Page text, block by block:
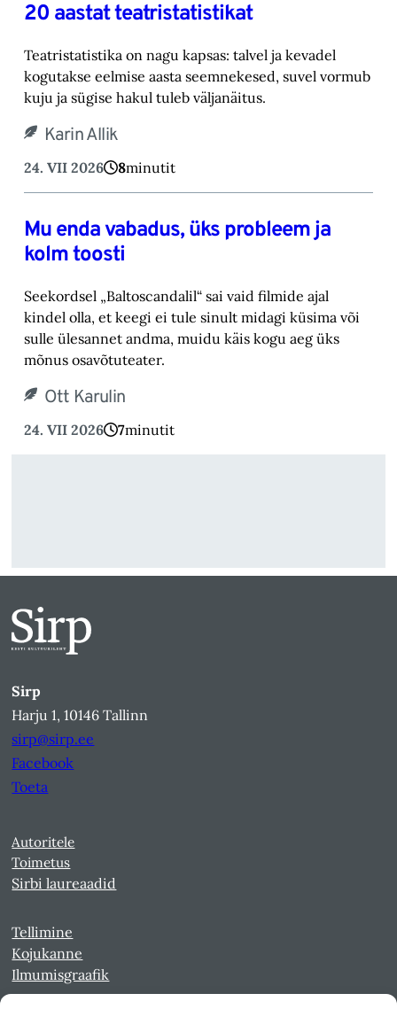
20 aastat teatristatistikat
Teatristatistika on nagu kapsas: talvel ja kevadel
kogutakse eelmise aasta seemnekesed, suvel vormub
kuju ja sügise hakul tuleb väljanäitus.
Karin Allik
24. VII 2026 8minutit
Mu enda vabadus, üks probleem ja
kolm toosti
Seekordsel „Baltoscandalil“ sai vaid filmide ajal
kindel olla, et keegi ei tule sinult midagi küsima või
sulle ülesannet andma, muidu käis kogu aeg üks
mõnus osavõtuteater.
Ott Karulin
24. VII 2026 7minutit
Sirp
Harju 1, 10146 Tallinn
sirp@sirp.ee
Facebook
Toeta
Autoritele
Toimetus
Sirbi laureaadid
Tellimine
Kojukanne
Ilmumisgraafik